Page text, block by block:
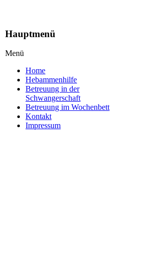
Hauptmenü
Menü
Home
Hebammenhilfe
Betreuung in der
Schwangerschaft
Betreuung im Wochenbett
Kontakt
Impressum